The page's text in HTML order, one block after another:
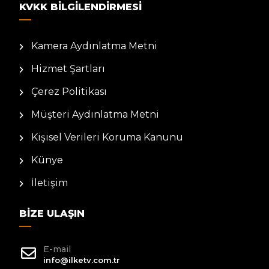
KVKK BILGILENDIRMESI
Kamera Aydınlatma Metni
Hizmet Şartları
Çerez Politikası
Müşteri Aydınlatma Metni
Kişisel Verileri Koruma Kanunu
Künye
İletişim
BIZE ULAŞIN
E-mail
info@ilketv.com.tr